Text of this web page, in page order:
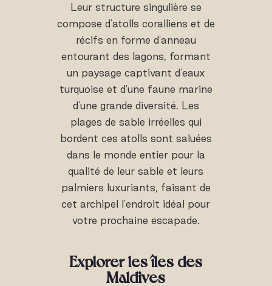
Leur structure singulière se
compose d'atolls coralliens et de
récifs en forme d'anneau
entourant des lagons, formant
un paysage captivant d'eaux
turquoise et d'une faune marine
d'une grande diversité. Les
plages de sable irréelles qui
bordent ces atolls sont saluées
dans le monde entier pour la
qualité de leur sable et leurs
palmiers luxuriants, faisant de
cet archipel l'endroit idéal pour
votre prochaine escapade.
Explorer les îles des
Maldives